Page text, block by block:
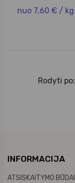
nuo 7,60 € / kg
Rodyti po:
INFORMACIJA
ATSISKAITYMO BŪDAI